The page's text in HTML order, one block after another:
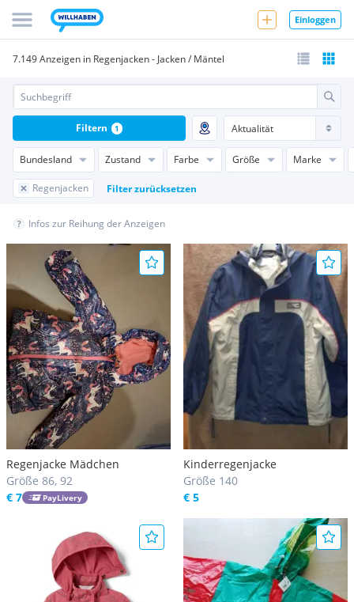
Einloggen
7.149 Anzeigen in Regenjacken - Jacken / Mäntel
Bundesland Zustand Farbe Größe Marke
Regenjacken Filter zurücksetzen
Filtern 1
Infos zur Reihung der Anzeigen
Regenjacke Mädchen
Größe 86, 92
€ 7
PayLivery
Kinderregenjacke
Größe 140
€ 5